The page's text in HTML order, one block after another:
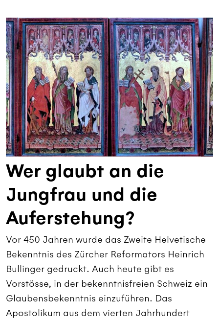
Wer glaubt an die
Jungfrau und die
Auferstehung?
Vor 450 Jahren wurde das Zweite Helvetische
Bekenntnis des Zürcher Reformators Heinrich
Bullinger gedruckt. Auch heute gibt es
Vorstösse, in der bekenntnisfreien Schweiz ein
Glaubensbekenntnis einzuführen. Das
Apostolikum aus dem vierten Jahrhundert